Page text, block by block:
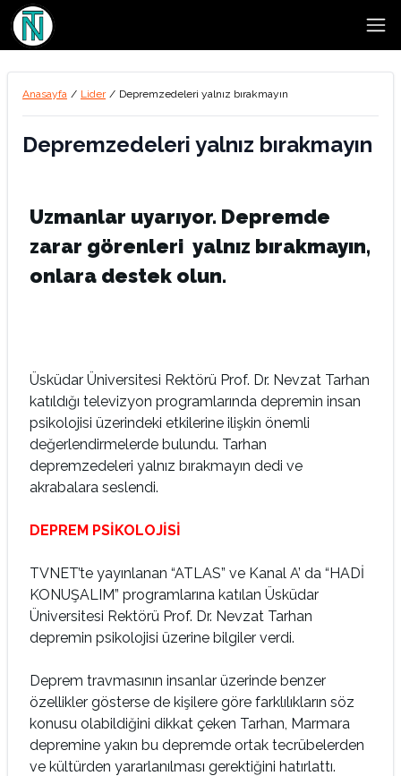
Anasayfa / Lider / Depremzedeleri yalnız bırakmayın
Depremzedeleri yalnız bırakmayın
Uzmanlar uyarıyor. Depremde
zarar görenleri yalnız bırakmayın,
onlara destek olun.
Üsküdar Üniversitesi Rektörü Prof. Dr. Nevzat Tarhan
katıldığı televizyon programlarında depremin insan
psikolojisi üzerindeki etkilerine ilişkin önemli
değerlendirmelerde bulundu. Tarhan
depremzedeleri yalnız bırakmayın dedi ve
akrabalara seslendi.
DEPREM PSİKOLOJİSİ
TVNET’te yayınlanan “ATLAS” ve Kanal A’ da “HADİ
KONUŞALIM” programlarına katılan Üsküdar
Üniversitesi Rektörü Prof. Dr. Nevzat Tarhan
depremin psikolojisi üzerine bilgiler verdi.
Deprem travmasının insanlar üzerinde benzer
özellikler gösterse de kişilere göre farklılıkların söz
konusu olabildiğini dikkat çeken Tarhan, Marmara
depremine yakın bu depremde ortak tecrübelerden
ve kültürden yararlanılması gerektiğini hatırlattı.